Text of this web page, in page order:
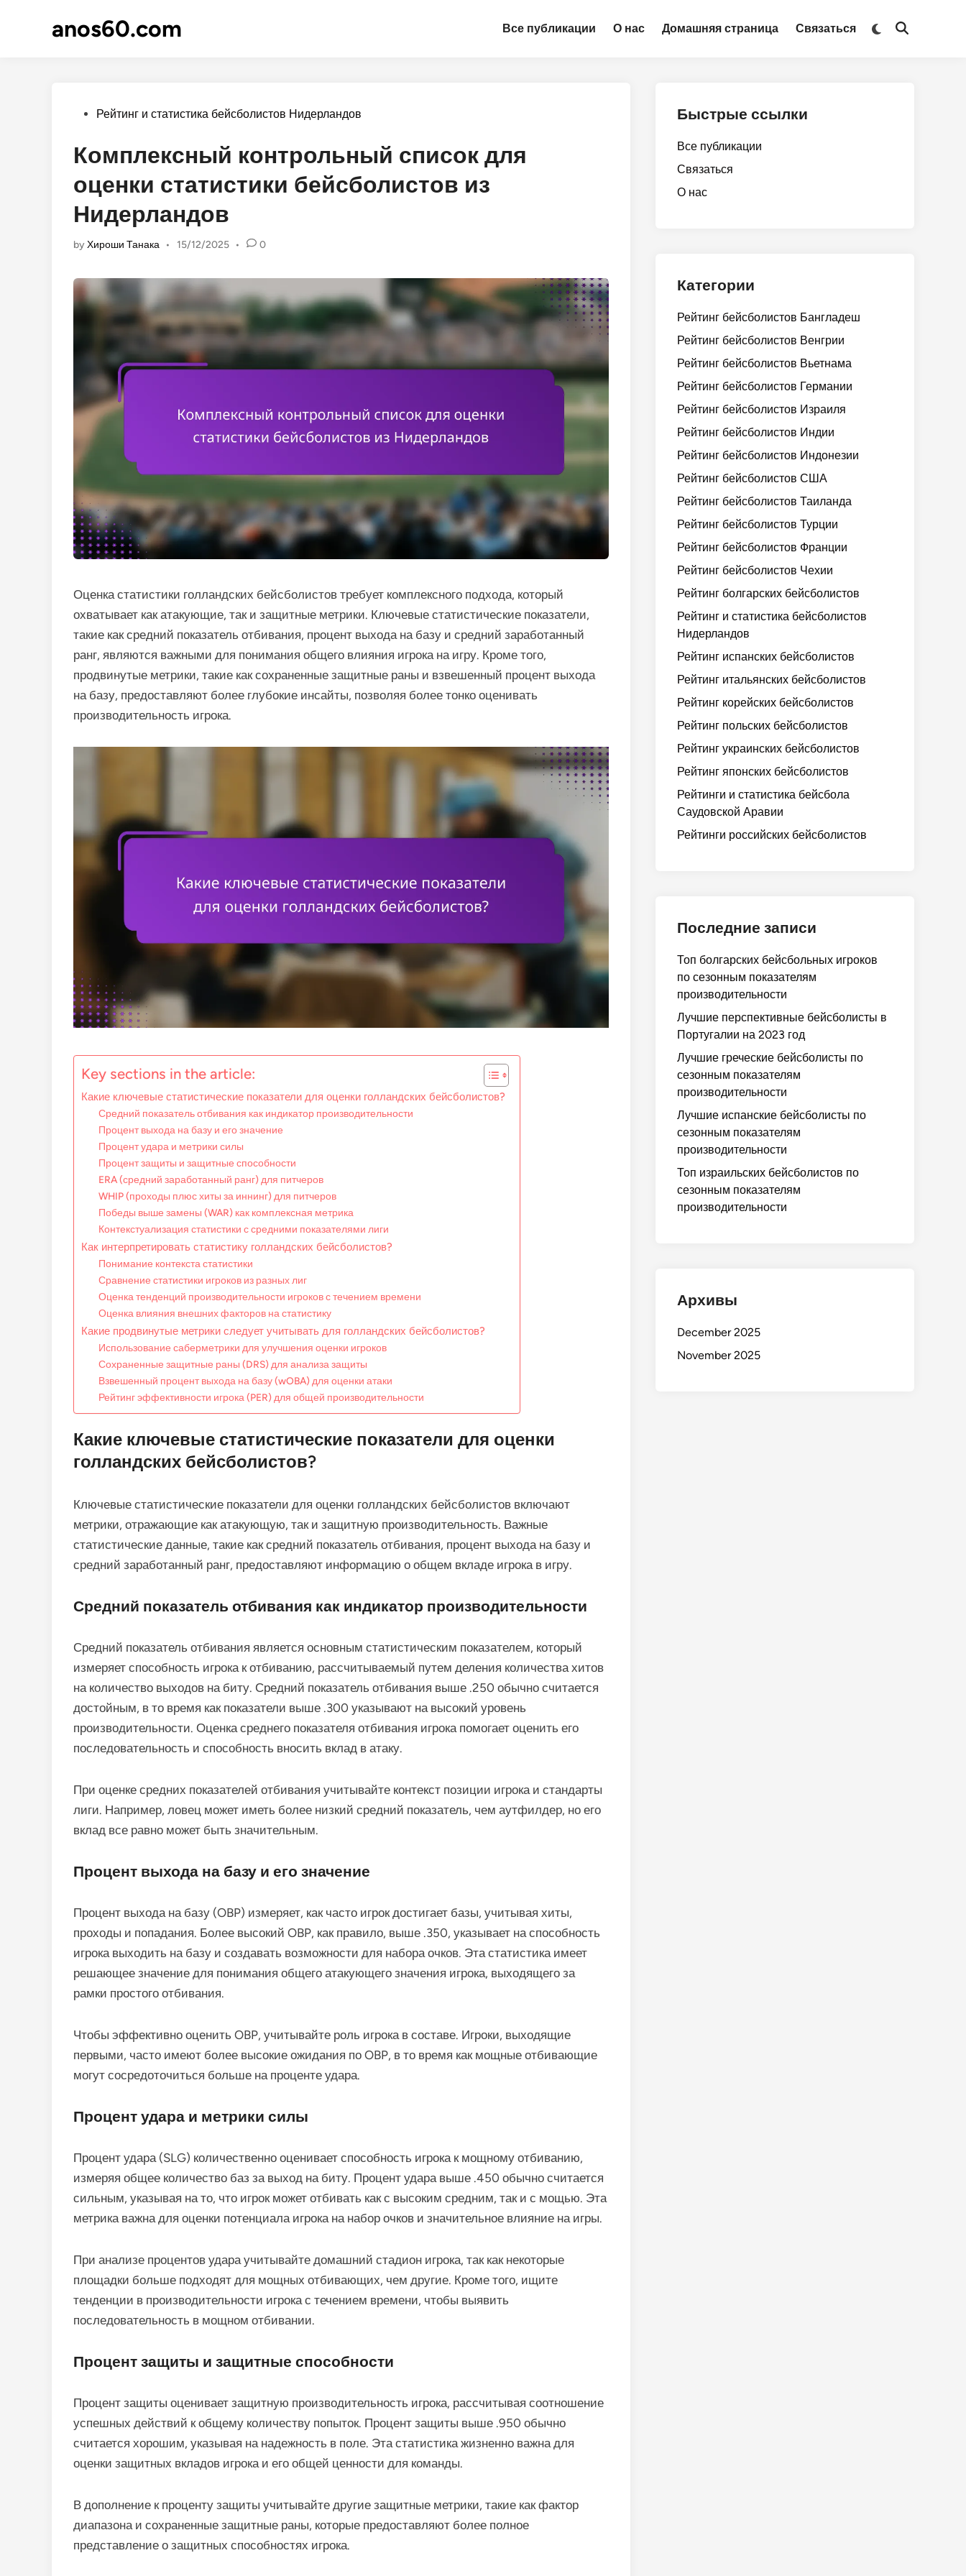
anos60.com Все публикации О нас Домашняя страница Связаться
Switch
Open
PostedРейтинг и статистика бейсболистов Нидерландов
Комплексный контрольный список для
оценки статистики бейсболистов из
Нидерландов
byХироши Танака • 15/12/2025 • 0
Оценка статистики голландских бейсболистов требует комплексного подхода, который
охватывает как атакующие, так и защитные метрики. Ключевые статистические показатели,
такие как средний показатель отбивания, процент выхода на базу и средний заработанный
ранг, являются важными для понимания общего влияния игрока на игру. Кроме того,
продвинутые метрики, такие как сохраненные защитные раны и взвешенный процент выхода
на базу, предоставляют более глубокие инсайты, позволяя более тонко оценивать
производительность игрока.
Key sections in the article:
Какие ключевые статистические показатели для оценки голландских бейсболистов?
Средний показатель отбивания как индикатор производительности
Процент выхода на базу и его значение
Процент удара и метрики силы
Процент защиты и защитные способности
ERA (средний заработанный ранг) для питчеров
WHIP (проходы плюс хиты за иннинг) для питчеров
Победы выше замены (WAR) как комплексная метрика
Контекстуализация статистики с средними показателями лиги
Как интерпретировать статистику голландских бейсболистов?
Понимание контекста статистики
Сравнение статистики игроков из разных лиг
Оценка тенденций производительности игроков с течением времени
Оценка влияния внешних факторов на статистику
Какие продвинутые метрики следует учитывать для голландских бейсболистов?
Использование саберметрики для улучшения оценки игроков
Сохраненные защитные раны (DRS) для анализа защиты
Взвешенный процент выхода на базу (wOBA) для оценки атаки
Рейтинг эффективности игрока (PER) для общей производительности
Какие ключевые статистические показатели для оценки
голландских бейсболистов?
Ключевые статистические показатели для оценки голландских бейсболистов включают
метрики, отражающие как атакующую, так и защитную производительность. Важные
статистические данные, такие как средний показатель отбивания, процент выхода на базу и
средний заработанный ранг, предоставляют информацию о общем вкладе игрока в игру.
Средний показатель отбивания как индикатор производительности
Средний показатель отбивания является основным статистическим показателем, который
измеряет способность игрока к отбиванию, рассчитываемый путем деления количества хитов
на количество выходов на биту. Средний показатель отбивания выше .250 обычно считается
достойным, в то время как показатели выше .300 указывают на высокий уровень
производительности. Оценка среднего показателя отбивания игрока помогает оценить его
последовательность и способность вносить вклад в атаку.
При оценке средних показателей отбивания учитывайте контекст позиции игрока и стандарты
лиги. Например, ловец может иметь более низкий средний показатель, чем аутфилдер, но его
вклад все равно может быть значительным.
Процент выхода на базу и его значение
Процент выхода на базу (OBP) измеряет, как часто игрок достигает базы, учитывая хиты,
проходы и попадания. Более высокий OBP, как правило, выше .350, указывает на способность
игрока выходить на базу и создавать возможности для набора очков. Эта статистика имеет
решающее значение для понимания общего атакующего значения игрока, выходящего за
рамки простого отбивания.
Чтобы эффективно оценить OBP, учитывайте роль игрока в составе. Игроки, выходящие
первыми, часто имеют более высокие ожидания по OBP, в то время как мощные отбивающие
могут сосредоточиться больше на проценте удара.
Процент удара и метрики силы
Процент удара (SLG) количественно оценивает способность игрока к мощному отбиванию,
измеряя общее количество баз за выход на биту. Процент удара выше .450 обычно считается
сильным, указывая на то, что игрок может отбивать как с высоким средним, так и с мощью. Эта
метрика важна для оценки потенциала игрока на набор очков и значительное влияние на игры.
При анализе процентов удара учитывайте домашний стадион игрока, так как некоторые
площадки больше подходят для мощных отбивающих, чем другие. Кроме того, ищите
тенденции в производительности игрока с течением времени, чтобы выявить
последовательность в мощном отбивании.
Процент защиты и защитные способности
Процент защиты оценивает защитную производительность игрока, рассчитывая соотношение
успешных действий к общему количеству попыток. Процент защиты выше .950 обычно
считается хорошим, указывая на надежность в поле. Эта статистика жизненно важна для
оценки защитных вкладов игрока и его общей ценности для команды.
В дополнение к проценту защиты учитывайте другие защитные метрики, такие как фактор
диапазона и сохраненные защитные раны, которые предоставляют более полное
представление о защитных способностях игрока.
Быстрые ссылки
Все публикации
Связаться
О нас
Категории
Рейтинг бейсболистов Бангладеш
Рейтинг бейсболистов Венгрии
Рейтинг бейсболистов Вьетнама
Рейтинг бейсболистов Германии
Рейтинг бейсболистов Израиля
Рейтинг бейсболистов Индии
Рейтинг бейсболистов Индонезии
Рейтинг бейсболистов США
Рейтинг бейсболистов Таиланда
Рейтинг бейсболистов Турции
Рейтинг бейсболистов Франции
Рейтинг бейсболистов Чехии
Рейтинг болгарских бейсболистов
Рейтинг и статистика бейсболистов
Нидерландов
Рейтинг испанских бейсболистов
Рейтинг итальянских бейсболистов
Рейтинг корейских бейсболистов
Рейтинг польских бейсболистов
Рейтинг украинских бейсболистов
Рейтинг японских бейсболистов
Рейтинги и статистика бейсбола
Саудовской Аравии
Рейтинги российских бейсболистов
Последние записи
Топ болгарских бейсбольных игроков
по сезонным показателям
производительности
Лучшие перспективные бейсболисты в
Португалии на 2023 год
Лучшие греческие бейсболисты по
сезонным показателям
производительности
Лучшие испанские бейсболисты по
сезонным показателям
производительности
Топ израильских бейсболистов по
сезонным показателям
производительности
Архивы
December 2025
November 2025